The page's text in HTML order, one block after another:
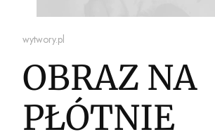
wytwory.pl
OBRAZ NA
PŁÓTNIE